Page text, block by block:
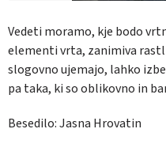
Vedeti moramo, kje bodo
elementi vrta, zanimiva
slogovno ujemajo, lahko
pa taka, ki so oblikovno in
Besedilo: Jasna Hrovatin